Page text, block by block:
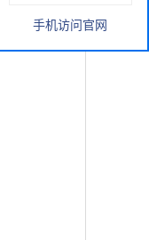
手机访问官网